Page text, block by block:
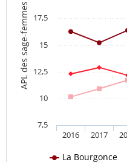
APL des sage-femmes
La Bourgonce
2016 2017
7,5
10
12,5
15
17,5